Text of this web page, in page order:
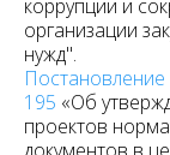
коррупции и
организации
нужд".
195 «Об
проектов